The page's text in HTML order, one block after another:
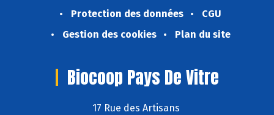
Protection des données
CGU
Gestion des cookies
Plan du site
Biocoop Pays De Vitre
17 Rue des Artisans